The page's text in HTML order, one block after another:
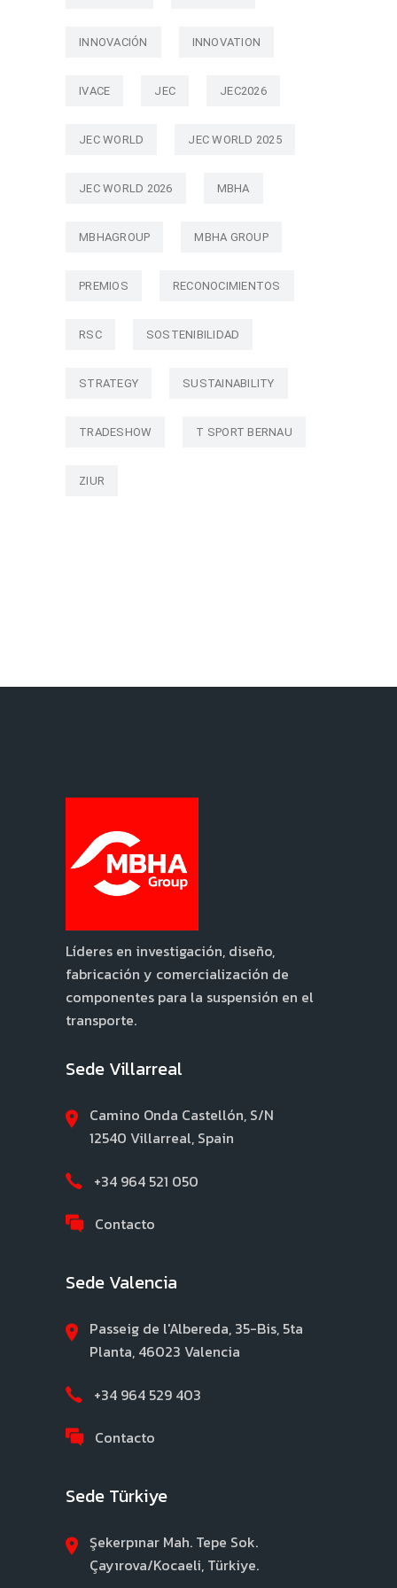
INNOVACIÓN INNOVATION
IVACE JEC JEC2026
JEC WORLD JEC WORLD 2025
JEC WORLD 2026 MBHA
MBHAGROUP MBHA GROUP
PREMIOS RECONOCIMIENTOS
RSC SOSTENIBILIDAD
STRATEGY SUSTAINABILITY
TRADESHOW T SPORT BERNAU
ZIUR
Líderes en investigación, diseño,
fabricación y comercialización de
componentes para la suspensión en el
transporte.
Sede Villarreal
Camino Onda Castellón, S/N
12540 Villarreal, Spain
+34 964 521 050
Contacto
Sede Valencia
Passeig de l'Albereda, 35-Bis, 5ta
Planta, 46023 Valencia
+34 964 529 403
Contacto
Sede Türkiye
Şekerpınar Mah. Tepe Sok.
Çayırova/Kocaeli, Türkiye.